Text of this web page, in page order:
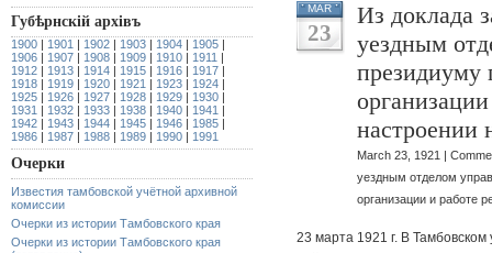
Губѣрнскiй архiвъ
1900 | 1901 | 1902 | 1903 | 1904 | 1905 |
1906 | 1907 | 1908 | 1909 | 1910 | 1911 |
1912 | 1913 | 1914 | 1915 | 1916 | 1917 |
1918 | 1919 | 1920 | 1921 | 1923 | 1924 |
1925 | 1926 | 1927 | 1928 | 1929 | 1930 |
1931 | 1932 | 1933 | 1938 | 1940 | 1941 |
1942 | 1943 | 1944 | 1945 | 1946 | 1985 |
1986 | 1987 | 1988 | 1989 | 1990 | 1991
Очерки
Известия тамбовской учётной архивной
комиссии
Очерки из истории Тамбовского края
Очерки из истории Тамбовского края
MAR
23
Из доклада
уездным
президиуму
настроении
March 23, 1921 |
уездным отделом
организации и работе
23 марта 1921 г. В